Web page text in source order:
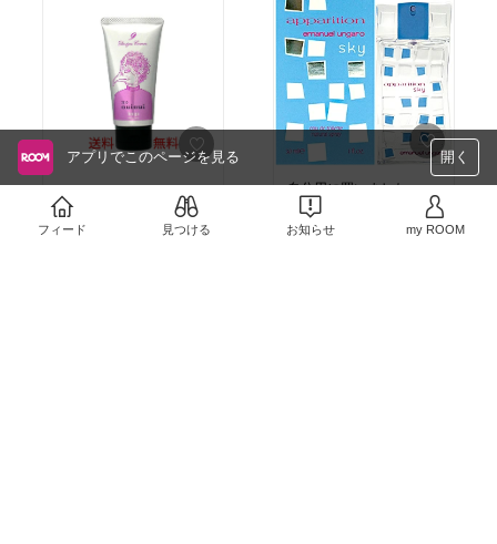
ハイブリッドで、一日中
ヘアスタイルが持続しま
す。No10は、もっと強力
自分用に買いました。
この香り、好きです。
￥1,738
アプリでこのページを見る 開く
フィード 見つける お知らせ my ROOM